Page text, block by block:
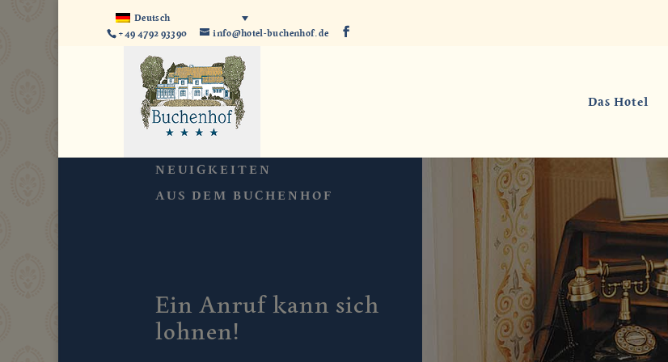
Deutsch
+49 4792 93390
info@hotel-buchenhof.de
Das Hotel
NEUIGKEITEN
AUS DEM BUCHENHOF
Ein Anruf kann sich
lohnen!